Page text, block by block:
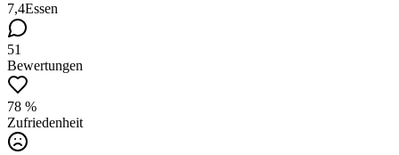
7,4Essen
51
Bewertungen
78 %
Zufriedenheit